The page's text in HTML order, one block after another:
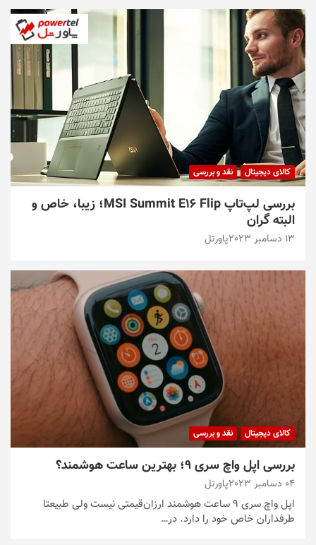
کالای دیجیتال نقد و بررسی
بررسی لپ‌تاپ MSI Summit E16 Flip؛ زیبا، خاص و
البته گران
13 دسامبر 2023 پاورتل
کالای دیجیتال نقد و بررسی
بررسی اپل واچ سری ۹؛ بهترین ساعت هوشمند؟
04 دسامبر 2023 پاورتل
اپل واچ سری ۹ ساعت هوشمند ارزان‌قیمتی نیست ولی طبیعتا
طرفداران خاص خود را دارد. در…